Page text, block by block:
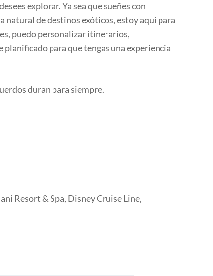
explorar. Ya sea que sueñes con
natural de destinos exóticos, estoy aquí para
puedo personalizar itinerarios,
para que tengas una experiencia
duran para siempre.
Resort & Spa, Disney Cruise Line,